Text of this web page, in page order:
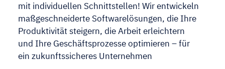
Referenzen
Über uns
Blog
mit individuellen Schnittstellen! Wir entwickeln
maßgeschneiderte Softwarelösungen, die Ihre
Produktivität steigern, die Arbeit erleichtern
und Ihre Geschäftsprozesse optimieren – für
ein zukunftssicheres Unternehmen